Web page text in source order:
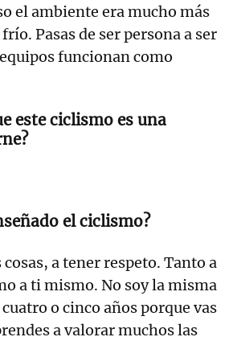
el ambiente era mucho más
Pasas de ser persona a ser
funcionan como
este ciclismo es una
el ciclismo?
a tener respeto. Tanto a
a ti mismo. No soy la misma
o cinco años porque vas
a valorar muchos las